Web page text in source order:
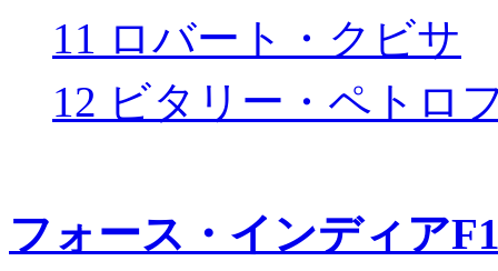
11 ロバート・クビサ
12 ビタリー・ペトロ
フォース・インディア